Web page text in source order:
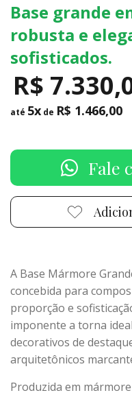
Base grande
robusta e
sofisticados.
R$
até 5x de R$ 1.466,00
Fale
A Base Mármore
concebida para
proporção e
imponente a torna
decorativos de
arquitetônicos
Produzida em